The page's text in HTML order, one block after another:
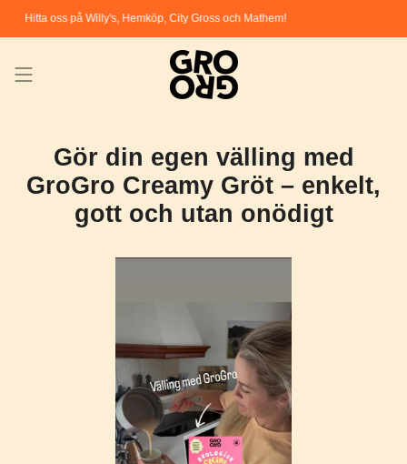
content
Hitta oss på Willy's, Hemköp, City Gross och Mathem!
Gör din egen välling med
GroGro Creamy Gröt – enkelt,
gott och utan onödigt